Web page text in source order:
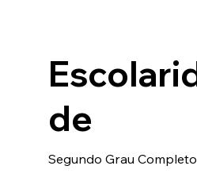
de
Segundo Grau Completo